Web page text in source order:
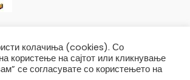
колачиња (cookies). Со
користење на сајтот или кликнување
се согласувате со користењето на